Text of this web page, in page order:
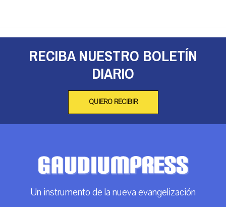
RECIBA NUESTRO BOLETÍN
DIARIO
QUIERO RECIBIR
Un instrumento de la nueva evangelización